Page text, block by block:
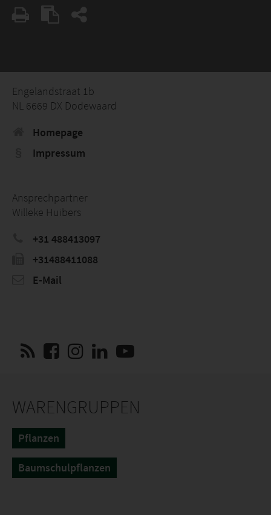
Engelandstraat 1b
NL 6669 DX Dodewaard
Homepage
Impressum
Ansprechpartner
Willeke Huibers
+31 488413097
+31488411088
E-Mail
WARENGRUPPEN
Pflanzen
Baumschulpflanzen